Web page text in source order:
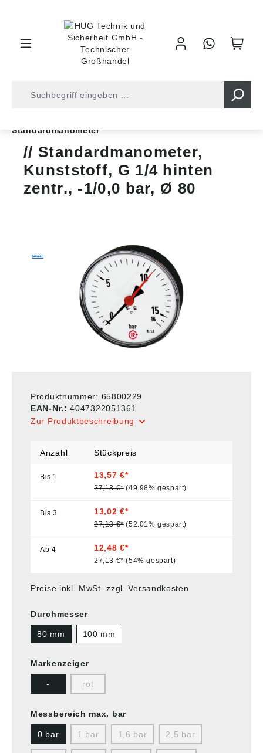
Standardmanometer
Standardmanometer,
Kunststoff, G 1/4 hinten
zentr., -1/0,0 bar, Ø 80
Produktnummer: 65800229
EAN-Nr.:4047322051361
Zur Produktbeschreibung
Anzahl Stückpreis
Bis 1 13,57 €*
27,13 €* (49.98% gespart)
Bis3 13,02 €*
27,13 €* (52.01% gespart)
Ab 4 12,48 €*
27,13 €* (54% gespart)
Preise inkl. MwSt. zzgl. Versandkosten
Durchmesser
80 mm 100 mm
Markenzeiger
- rot
Messbereich max. bar
0 bar 1 bar 1,6 bar 2,5 bar